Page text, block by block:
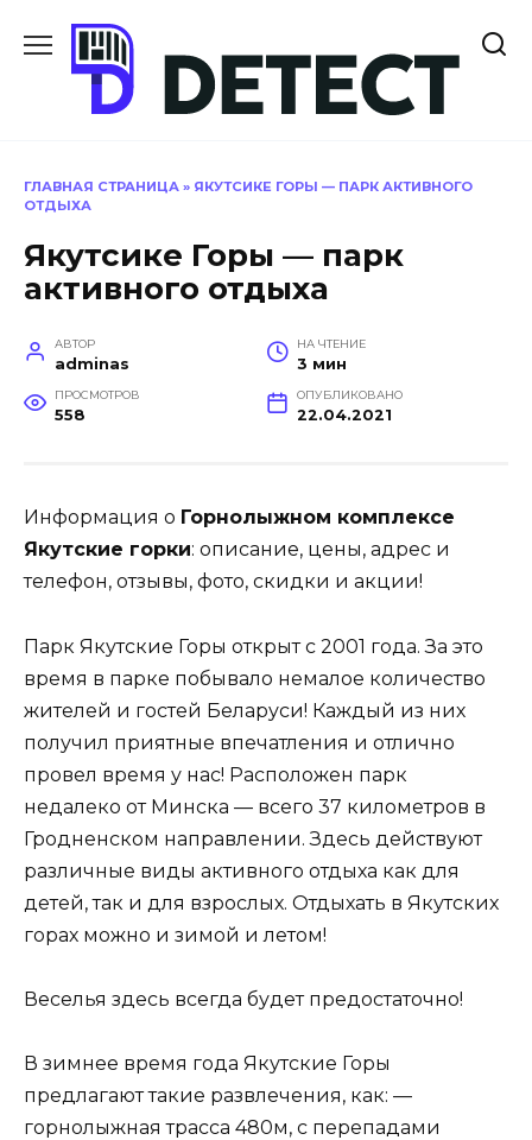
содержанию
ГЛАВНАЯ СТРАНИЦА » ЯКУТСИКЕ ГОРЫ — ПАРК АКТИВНОГО
ОТДЫХА
Якутсике Горы — парк
активного отдыха
АВТОР
adminas
НА ЧТЕНИЕ
3 мин
ПРОСМОТРОВ
558
ОПУБЛИКОВАНО
22.04.2021
Информация о Горнолыжном комплексе
Якутские горки: описание, цены, адрес и
телефон, отзывы, фото, скидки и акции!
Парк Якутские Горы открыт с 2001 года. За это
время в парке побывало немалое количество
жителей и гостей Беларуси! Каждый из них
получил приятные впечатления и отлично
провел время у нас! Расположен парк
недалеко от Минска — всего 37 километров в
Гродненском направлении. Здесь действуют
различные виды активного отдыха как для
детей, так и для взрослых. Отдыхать в Якутских
горах можно и зимой и летом!
Веселья здесь всегда будет предостаточно!
В зимнее время года Якутские Горы
предлагают такие развлечения, как: —
горнолыжная трасса 480м, с перепадами